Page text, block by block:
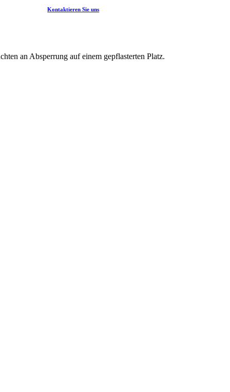
Kontaktieren Sie uns